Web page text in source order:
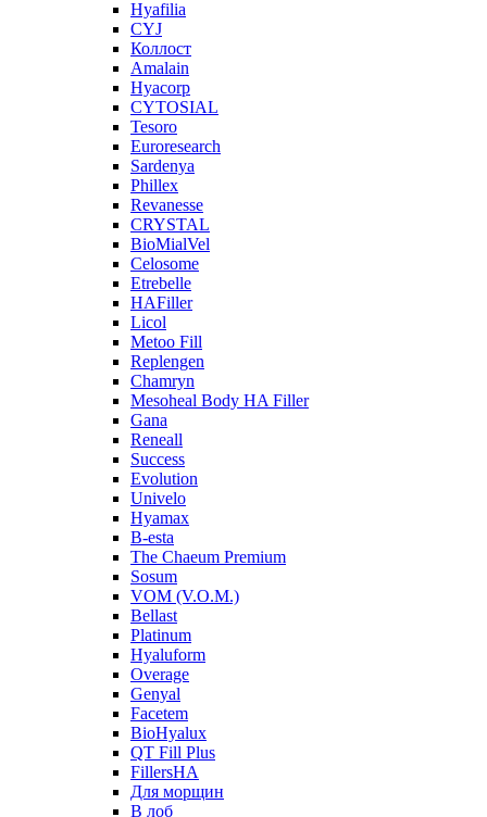
Hyafilia
CYJ
Коллост
Amalain
Hyacorp
CYTOSIAL
Tesoro
Euroresearch
Sardenya
Phillex
Revanesse
CRYSTAL
BioMialVel
Celosome
Etrebelle
HAFiller
Licol
Metoo Fill
Replengen
Chamryn
Mesoheal Body HA Filler
Gana
Reneall
Success
Evolution
Univelo
Hyamax
B-esta
The Chaeum Premium
Sosum
VOM (V.O.M.)
Bellast
Platinum
Hyaluform
Overage
Genyal
Facetem
BioHyalux
QT Fill Plus
FillersHA
Для морщин
В лоб